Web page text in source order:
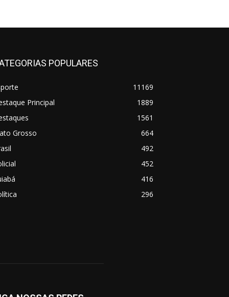
POPULARES
11169
Principal
1889
1561
Grosso
664
492
452
416
296